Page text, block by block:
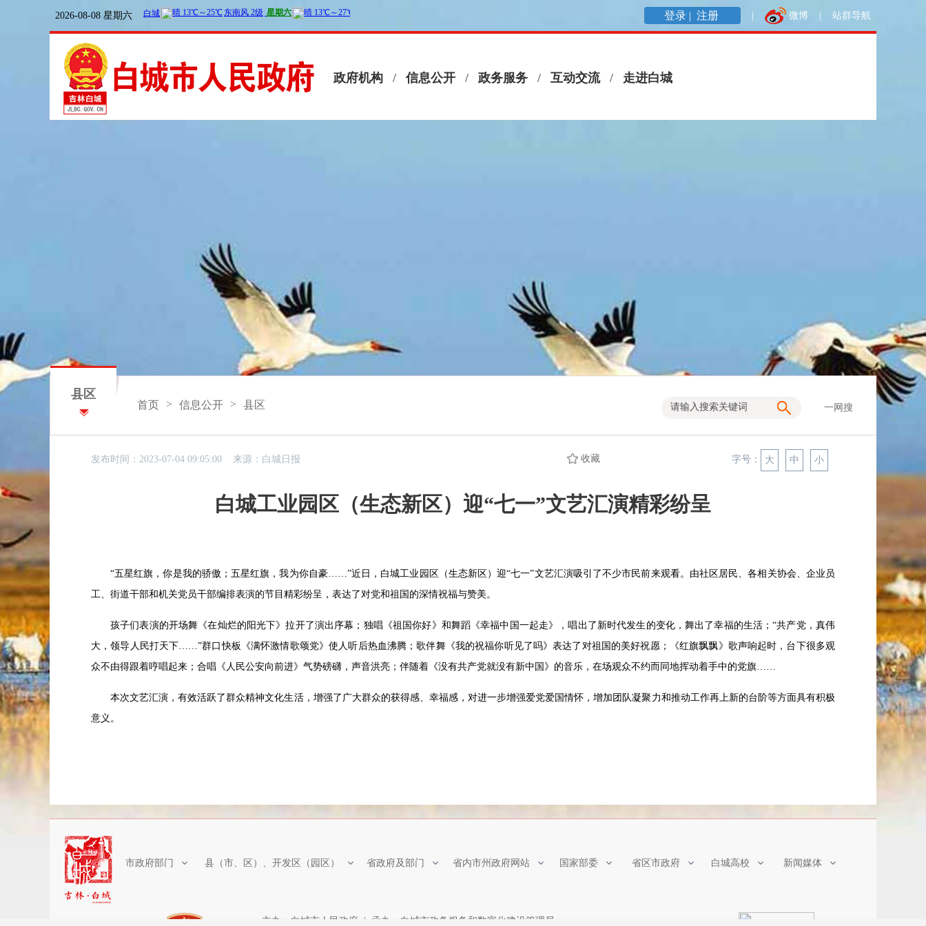
站群导航
微博
登录 | 注册
2026-08-08 星期六
政府机构 / 信息公开 / 政务服务 / 互动交流 / 走进白城
县区
首页 > 信息公开 > 县区 一网搜
发布时间：2023-07-04 09:05:00 来源： 白城日报 收藏 字号： 大 中 小
白城工业园区（生态新区）迎“七一”文艺汇演精彩纷呈
“五星红旗，你是我的骄傲；五星红旗，我为你自豪……”近日，白城工业园区（生态新区）迎“七一”文艺汇演吸引了不少市民前来观看。由社区居民、各相关协会、企业员
工、街道干部和机关党员干部编排表演的节目精彩纷呈，表达了对党和祖国的深情祝福与赞美。
孩子们表演的开场舞《在灿烂的阳光下》拉开了演出序幕；独唱《祖国你好》和舞蹈《幸福中国一起走》，唱出了新时代发生的变化，舞出了幸福的生活；“共产党，真伟
大，领导人民打天下……”群口快板《满怀激情歌颂党》使人听后热血沸腾；歌伴舞《我的祝福你听见了吗》表达了对祖国的美好祝愿；《红旗飘飘》歌声响起时，台下很多观
众不由得跟着哼唱起来；合唱《人民公安向前进》气势磅礴，声音洪亮；伴随着《没有共产党就没有新中国》的音乐，在场观众不约而同地挥动着手中的党旗……
本次文艺汇演，有效活跃了群众精神文化生活，增强了广大群众的获得感、幸福感，对进一步增强爱党爱国情怀，增加团队凝聚力和推动工作再上新的台阶等方面具有积极
意义。
市政府部门 县（市、区）、开发区（园区） 省政府及部门 省内市州政府网站 国家部委 省区市政府 白城高校 新闻媒体
主办：白城市人民政府 | 承办：白城市政务服务和数字化建设管理局